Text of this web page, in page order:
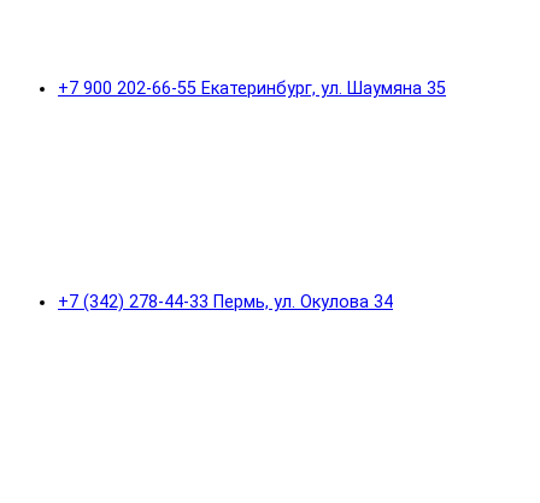
+7 900 202-66-55 Екатеринбург, ул. Шаумяна 35
+7 (342) 278-44-33 Пермь, ул. Окулова 34